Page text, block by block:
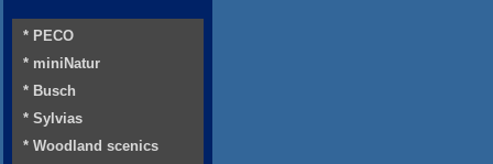
* PECO
* miniNatur
* Busch
* Sylvias
* Woodland scenics